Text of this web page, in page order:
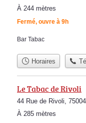
À 244 mètres
Fermé, ouvre à 9h
Bar Tabac
Horaires
Le Tabac de Rivoli
44 Rue de Rivoli,
À 285 mètres